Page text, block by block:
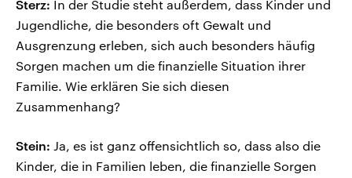
Sterz: In der Studie steht außerdem, dass Kinder und
Jugendliche, die besonders oft Gewalt und
Ausgrenzung erleben, sich auch besonders häufig
Sorgen machen um die finanzielle Situation ihrer
Familie. Wie erklären Sie sich diesen
Zusammenhang?
Stein: Ja, es ist ganz offensichtlich so, dass also die
Kinder, die in Familien leben, die finanzielle Sorgen